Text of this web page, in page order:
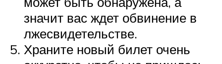
значит вас ждет обвинение в
лжесвидетельстве.
Храните новый билет очень